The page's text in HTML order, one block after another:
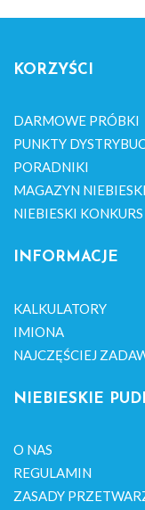
KORZYŚCI
DARMOWE PRÓBKI
PUNKTY
PORADNIKI
MAGAZYN
NIEBIESKI KONKURS
INFORMACJE
KALKULATORY
IMIONA
NAJCZĘŚCIEJ
NIEBIESKIE
O NAS
REGULAMIN
ZASADY